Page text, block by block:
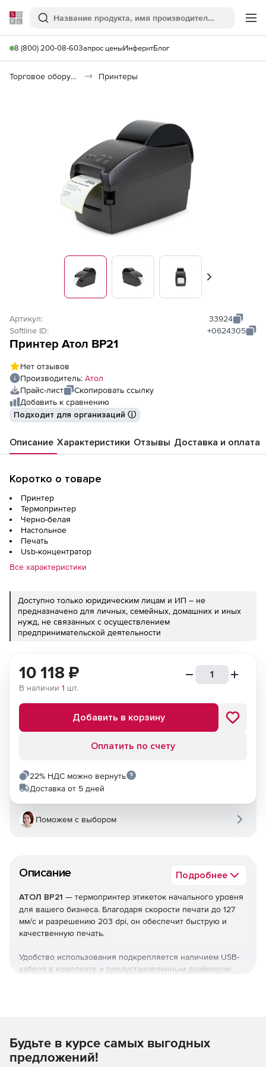
Softline
Поиск
8 (800) 200-08-60Запрос ценыИнферитБлог
Торговое оборудование Принтеры
Вперед
Артикул:
33924
Softline ID:
+0624305
Принтер Атол BP21
Нет отзывов
Производитель: Атол
Прайс-лист
Скопировать ссылку
Добавить к сравнению
Подходит для организаций ⓘ
Описание Характеристики Отзывы Доставка и оплата
Коротко о товаре
Принтер
Термопринтер
Черно-белая
Настольное
Печать
Usb-концентратор
Все характеристики
Доступно только юридическим лицам и ИП – не
предназначено для личных, семейных, домашних и иных
нужд, не связанных с осуществлением
предпринимательской деятельности
Описание Подробнее
АТОЛ BP21 — термопринтер этикеток начального уровня
для вашего бизнеса. Благодаря скорости печати до 127
мм/с и разрешению 203 dpi, он обеспечит быструю и
качественную печать.
Удобство использования подкрепляется наличием USB-
кабеля в комплекте и предустановленным драйвером,
Принтер поддерживает различные интерфейсы
подключения, включая RS-232 и USB, что обеспечивает
гибкость в использовании и интеграции с другими
10 118 ₽
В наличии 1 шт.
Добавить в корзину
Оплатить по счету
22% НДС можно вернуть
Доставка от 5 дней
Поможем с выбором
Будьте в курсе самых выгодных
предложений!